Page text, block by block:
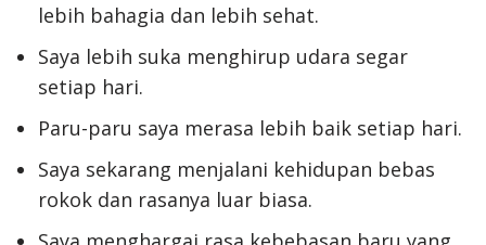
lebih bahagia dan lebih sehat.
Saya lebih suka menghirup udara segar
setiap hari.
Paru-paru saya merasa lebih baik setiap hari.
Saya sekarang menjalani kehidupan bebas
rokok dan rasanya luar biasa.